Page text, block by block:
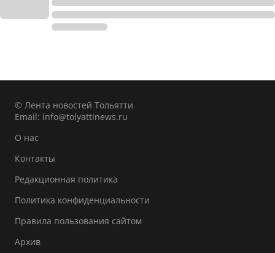
© Лента новостей Тольятти
Email: info@tolyattinews.ru
О нас
Контакты
Редакционная политика
Политика конфиденциальности
Правила пользования сайтом
Архив